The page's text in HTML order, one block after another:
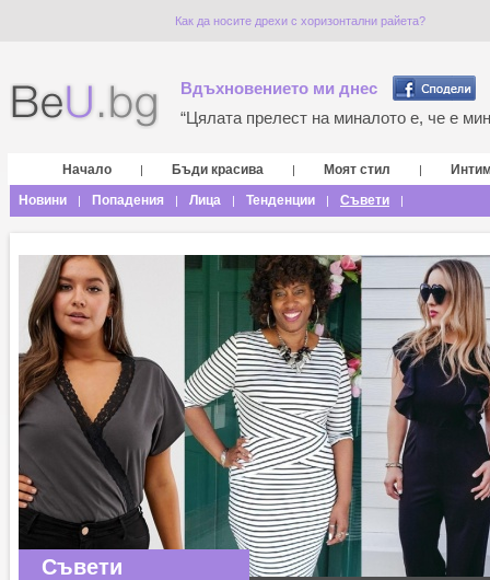
Как да носите дрехи с хоризонтални райета?
Вдъхновението ми днес
“Цялата прелест на миналото е, че е
Начало | Бъди красива | Моят стил |
Новини
| Попадения | Лица | Тенденции | Съвети |
Съвети